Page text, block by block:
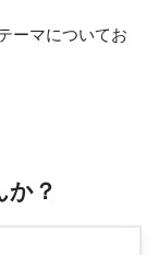
ーマについてお
か？